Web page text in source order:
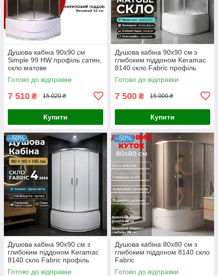
Душова кабіна 90x90 см
Simple 99 HW профіль сатин,
скло матове
Готово до відправки
7 510 ₴ 15 020 ₴
Купити
Душова кабіна 90x90 см з
глибоким піддоном Keramac
8140 скло Fabric профіль
білий
Готово до відправки
7 500 ₴ 15 000 ₴
Купити
–50%
Душова кабіна 90x90 см з
глибоким піддоном Keramac
8140 скло Fabric профіль
сатин
Готово до відправки
–50%
Душова кабіна 80x80 см з
глибоким піддоном 8140 скло
Fabric
Готово до відправки